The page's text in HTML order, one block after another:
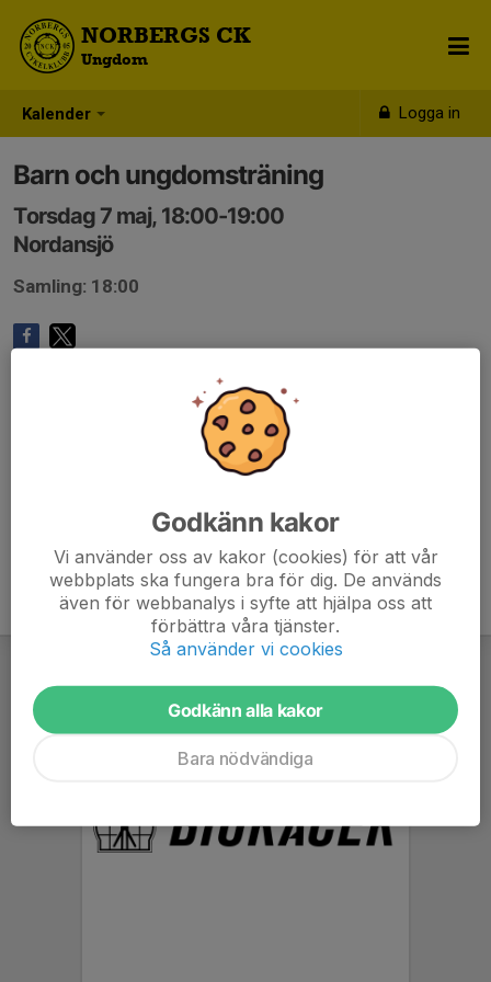
Kalender Logga in
NORBERGS CK
Ungdom
Barn och ungdomsträning
Torsdag 7 maj, 18:00-19:00
Nordansjö
Samling: 18:00
Godkänn kakor
Vi använder oss av kakor (cookies) för att vår
webbplats ska fungera bra för dig. De används
även för webbanalys i syfte att hjälpa oss att
förbättra våra tjänster.
Så använder vi cookies
Godkänn alla kakor
Bara nödvändiga